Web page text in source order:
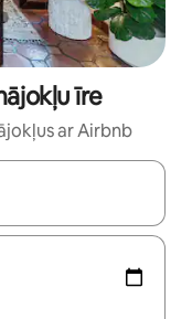
īre
ar Airbnb
bultiņu uz augšu un